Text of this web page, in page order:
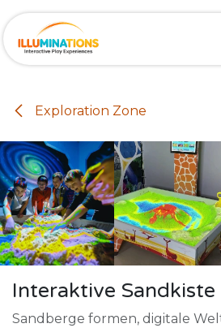
Zum Inhalt springen
Exploration Zone
Interaktive Sandkiste
Sandberge formen, digitale